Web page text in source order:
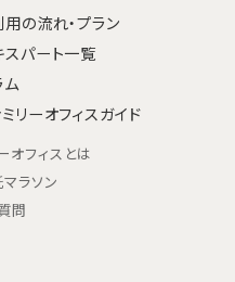
用の流れ・プラン
スパート一覧
ム
リーオフィスガイド
オフィスとは
ラソン
問